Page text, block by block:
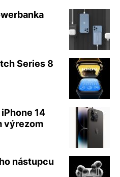
Series 8
14
výrezom
nástupcu